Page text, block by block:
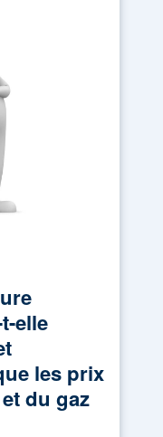
elle
les prix
du gaz